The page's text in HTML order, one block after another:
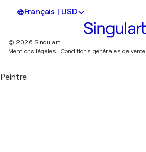
Français | USD
© 2026 Singulart
Mentions légales. Conditions générales de vente
Peintre